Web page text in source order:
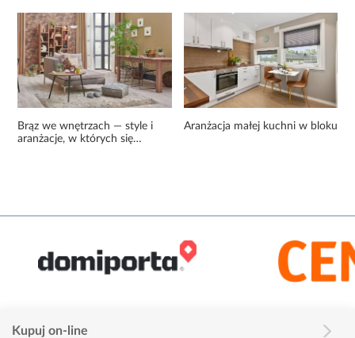
Brąz we wnętrzach — style i
aranżacje, w których się
Aranżacja małej kuchni w bloku
Kupuj on-line